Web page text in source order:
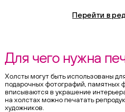
Перейти в
Для чего нужна
Холсты могут быть использованы
подарочных фотографий, памятных
вписываются в украшение
на холстах можно печатать
художников.